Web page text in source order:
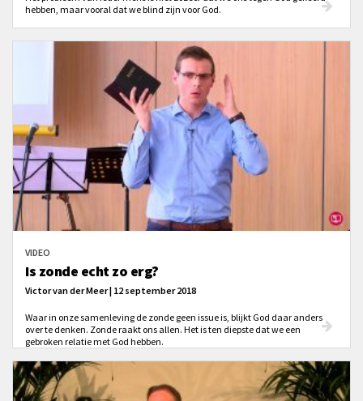
hebben, maar vooral dat we blind zijn voor God.
VIDEO
Is zonde echt zo erg?
Victor van der Meer | 12 september 2018
Waar in onze samenleving de zonde geen issue is, blijkt God daar anders
over te denken. Zonde raakt ons allen. Het is ten diepste dat we een
gebroken relatie met God hebben.